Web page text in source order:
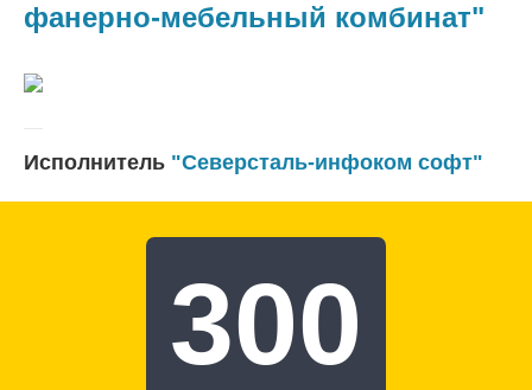
фанерно-мебельный комбинат"
Исполнитель "Северсталь-инфоком софт"
300